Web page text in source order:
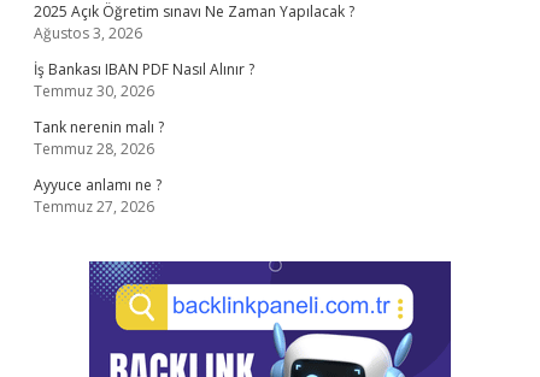
2025 Açık Öğretim sınavı Ne Zaman Yapılacak ?
Ağustos 3, 2026
İş Bankası IBAN PDF Nasıl Alınır ?
Temmuz 30, 2026
Tank nerenin malı ?
Temmuz 28, 2026
Ayyuce anlamı ne ?
Temmuz 27, 2026